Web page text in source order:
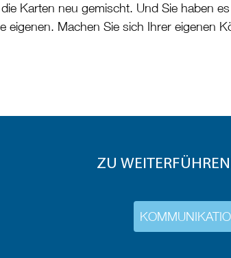
Karten neu gemischt. Und Sie haben
eigenen. Machen Sie sich Ihrer
ZU